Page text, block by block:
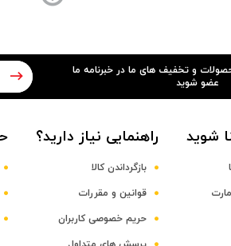
و تخفیف های ما در خبرنامه ما
عضو شوید
شوید راهنمایی نیاز دارید؟
بازگرداندن کالا
قوانین و مقررات
حریم خصوصی کاربران